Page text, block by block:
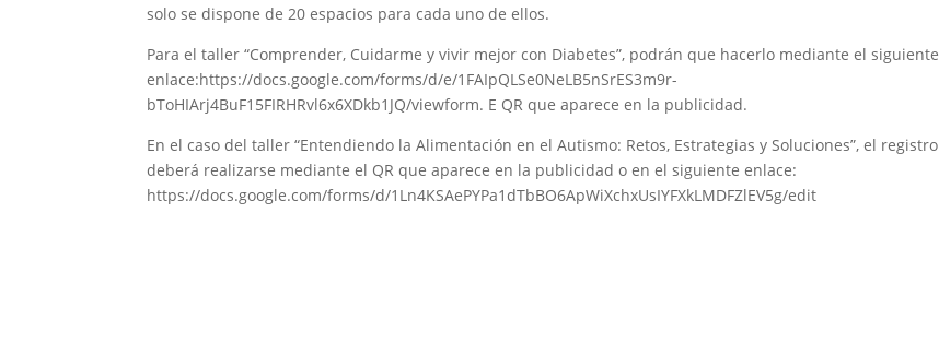
solo se dispone de 20 espacios para cada uno de ellos.
Para el taller “Comprender, Cuidarme y vivir mejor con Diabetes”, podrán que hacerlo mediante el siguiente
enlace:https://docs.google.com/forms/d/e/1FAIpQLSe0NeLB5nSrES3m9r-
bToHIArj4BuF15FIRHRvl6x6XDkb1JQ/viewform. E QR que aparece en la publicidad.
En el caso del taller “Entendiendo la Alimentación en el Autismo: Retos, Estrategias y Soluciones”, el registro
deberá realizarse mediante el QR que aparece en la publicidad o en el siguiente enlace:
https://docs.google.com/forms/d/1Ln4KSAePYPa1dTbBO6ApWiXchxUsIYFXkLMDFZlEV5g/edit